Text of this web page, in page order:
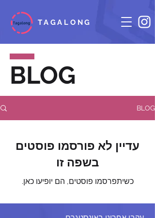
TAGALONG
BLOG
BLOG
עדיין לא פורסמו פוסטים
בשפה זו
כשיתפרסמו פוסטים, הם יופיעו כאן.